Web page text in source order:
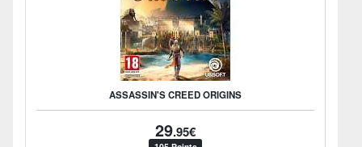
ASSASSIN'S CREED ORIGINS
29.95€